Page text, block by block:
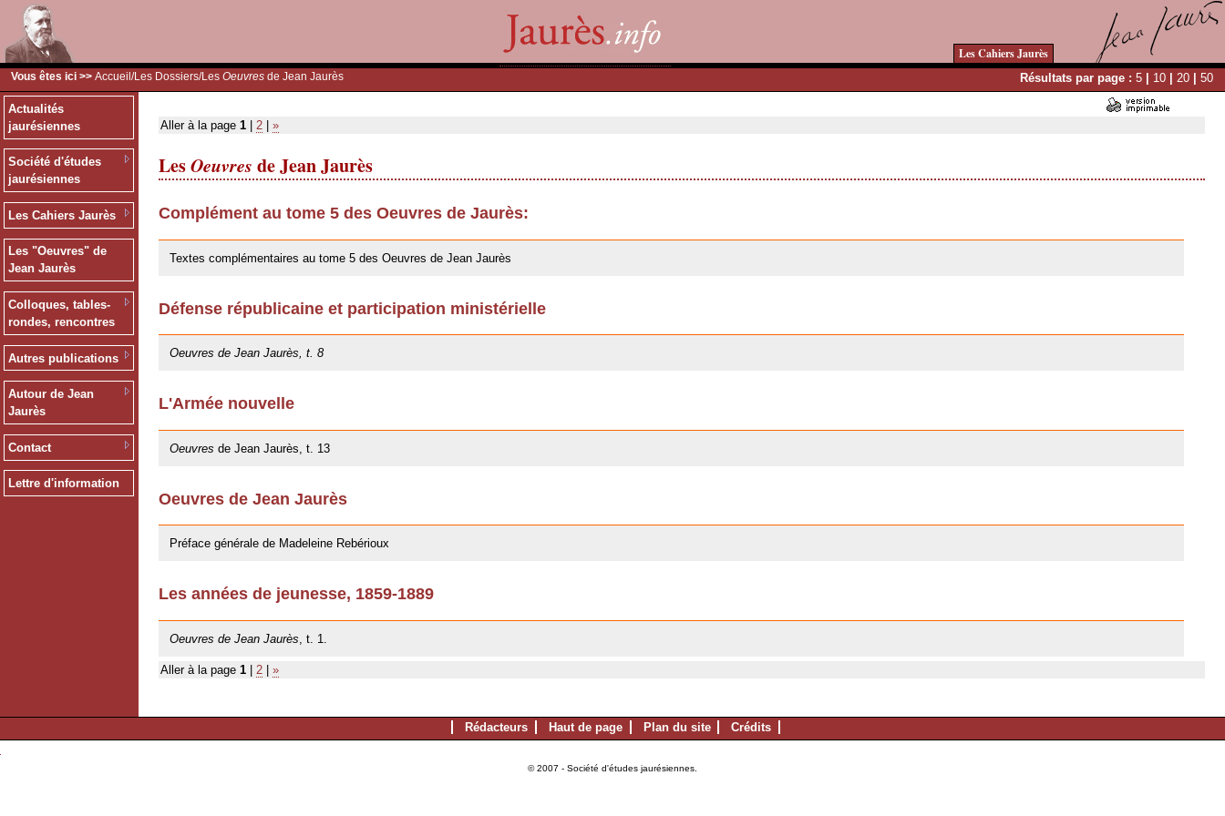
Les Cahiers Jaurès
Vous êtes ici >> Accueil /Les Dossiers/Les Oeuvres de Jean Jaurès Résultats par page : 5 | 10 | 20 | 50
Actualités
jaurésiennes
Société d'études
jaurésiennes
Les Cahiers Jaurès
Les "Oeuvres" de
Jean Jaurès
Colloques, tables-
rondes, rencontres
Autres publications
Autour de Jean
Jaurès
Contact
Lettre d'information
Aller à la page 1 2 »
LesOeuvres de Jean Jaurès
Complément au tome 5 des Oeuvres de Jaurès:
Textes complémentaires au tome 5 des Oeuvres de Jean Jaurès
Défense républicaine et participation ministérielle
Oeuvres de Jean Jaurès, t. 8
L'Armée nouvelle
Oeuvres de Jean Jaurès, t. 13
Oeuvres de Jean Jaurès
Préface générale de Madeleine Rebérioux
Les années de jeunesse, 1859-1889
Oeuvres de Jean Jaurès , t. 1.
Aller à la page 1 2 »
Rédacteurs Haut de page Plan du site Crédits
© 2007 - Société d'études jaurésiennes.